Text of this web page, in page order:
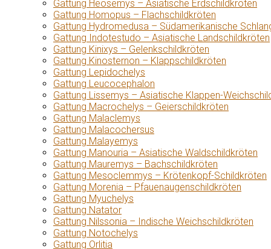
Gattung Heosemys – Asiatische Erdschildkröten
Gattung Homopus – Flachschildkröten
Gattung Hydromedusa – Südamerikanische
Gattung Indotestudo – Asiatische Landschildkröten
Gattung Kinixys – Gelenkschildkröten
Gattung Kinosternon – Klappschildkröten
Gattung Lepidochelys
Gattung Leucocephalon
Gattung Lissemys – Asiatische Klappen-
Gattung Macrochelys – Geierschildkröten
Gattung Malaclemys
Gattung Malacochersus
Gattung Malayemys
Gattung Manouria – Asiatische Waldschildkröten
Gattung Mauremys – Bachschildkröten
Gattung Mesoclemmys – Krötenkopf-Schildkröten
Gattung Morenia – Pfauenaugenschildkröten
Gattung Myuchelys
Gattung Natator
Gattung Nilssonia – Indische Weichschildkröten
Gattung Notochelys
Gattung Orlitia